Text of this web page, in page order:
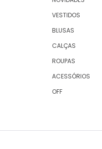
VESTIDOS
BLUSAS
CALÇAS
ROUPAS
ACESSÓRIOS
OFF